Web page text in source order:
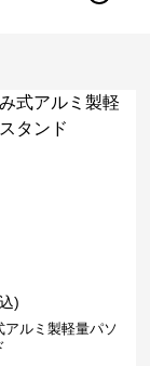
)
アルミ製軽量パソ